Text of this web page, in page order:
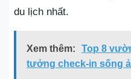
du lịch nhất.
Xem thêm:
Top 8
tưởng check-in sống